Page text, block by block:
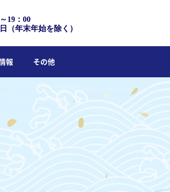
19：00
（年末年始を除く）
報 その他